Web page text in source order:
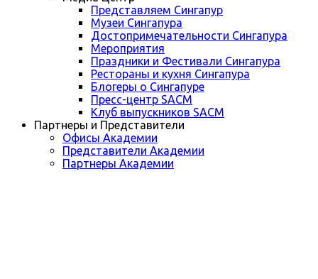
Представляем Сингапур
Музеи Сингапура
Достопримечательности Сингапура
Мероприятия
Праздники и Фестивали Сингапура
Рестораны и кухня Сингапура
Блогеры о Сингапуре
Пресс-центр SACM
Клуб выпускников SACM
Партнеры и Представители
Офисы Академии
Представители Академии
Партнеры Академии